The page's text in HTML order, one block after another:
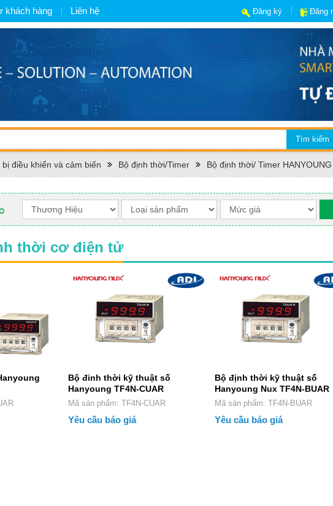
khách hàng Liên hệ Đăng ký Đăng
bị điều khiển và cảm biến Bộ định thời/Timer Bộ định thời/ Timer HANYOUNG
thời cơ điện tử
Bộ đinh thời kỹ thuật số
Hanyoung TF4N-CUAR
Mã sản phẩm: TF4N-CUAR
Yêu cầu báo giá
Bộ định thời kỹ thuật số
Hanyoung Nux TF4N-BUAR
Mã sản phẩm: TF4N-BUAR
Yêu cầu báo giá